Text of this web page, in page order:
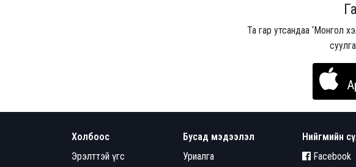
Та гар утсандаа ‘Монгол
Холбоос
Эрэлттэй үгс
Бусад мэдээлэл
Уриалга
Нийгмийн
Facebook